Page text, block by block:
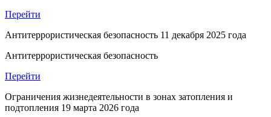
Перейти
Антитеррористическая безопасность 11 декабря 2025 года
Антитеррористическая безопасность
Перейти
Ограничения жизнедеятельности в зонах затопления и
подтопления 19 марта 2026 года